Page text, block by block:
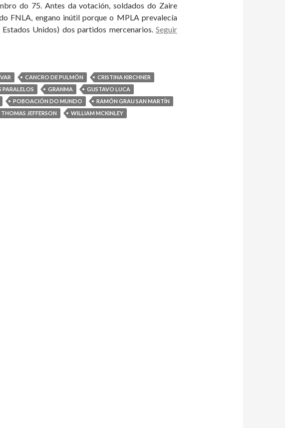
do 75. Antes da votación, soldados do Zaire
FNLA, engano inútil porque o MPLA prevalecía
Unidos) dos partidos mercenarios. Seguir
CANCRO DE PULMÓN
CRISTINA KIRCHNER
PARALELOS GRANMA
GUSTAVO LUCA
POBOACIÓN DO MUNDO
RAMÓN GRAU SAN MARTÍN
THOMAS JEFFERSON
WILLIAM MCKINLEY